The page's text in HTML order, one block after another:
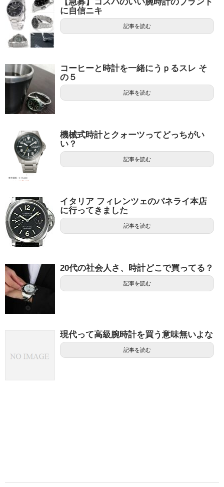
に自信ニキ
記事を読む
コーヒーと時計を一緒にうｐるスレ そ
の５
記事を読む
機械式時計とクォーツってどっちがい
い？
記事を読む
イタリア フィレンツェのパネライ本店
に行ってきました
記事を読む
20代の社会人さ、時計どこで買ってる？
記事を読む
現代って高級腕時計を買う意味無いよな
記事を読む